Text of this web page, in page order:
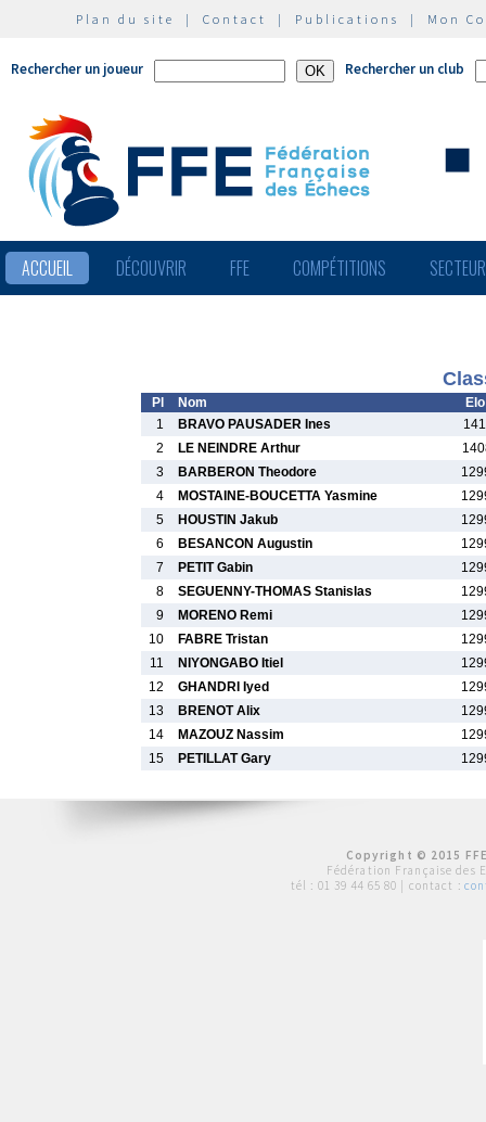
Plan du site | Contact | Publications | Mon
Rechercher un joueur Rechercher un club
ACCUEIL DÉCOUVRIR FFE COMPÉTITIONS
Pl Nom
Elo
1
BRAVO PAUSADER Ines
2
LE NEINDRE Arthur
3
BARBERON Theodore
4
MOSTAINE-BOUCETTA Yasmine
5
HOUSTIN Jakub
6
BESANCON Augustin
7
PETIT Gabin
8
SEGUENNY-THOMAS Stanislas
9
MORENO Remi
10
FABRE Tristan
11
NIYONGABO Itiel
12
GHANDRI Iyed
13
BRENOT Alix
14
MAZOUZ Nassim
15
PETILLAT Gary
Copyright © 2015
Fédération Française des
tél : 01 39 44 65 80 | contact :